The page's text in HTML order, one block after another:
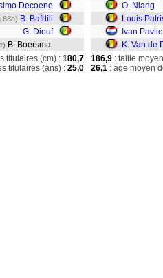
Decoene
88e) B. Bafdili
G. Diouf
B. Boersma
O. Niang
Louis
Ivan Pavlic
K. Van de
titulaires (cm) : 180,7
titulaires (ans) : 25,0
186,9 : taille
26,1 : age moyen